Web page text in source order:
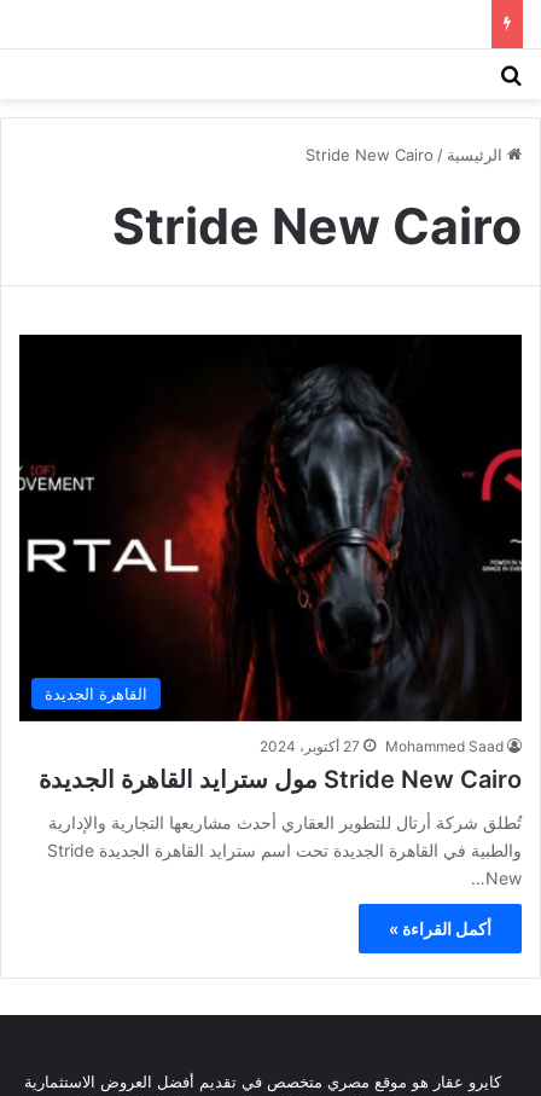
الرئيسية /
Stride New Cairo
Stride New Cairo
القاهرة الجديدة
Mohammed Saad 27 أكتوبر، 2024
Stride New Cairo مول سترايد القاهرة الجديدة
تُطلق شركة أرتال للتطوير العقاري أحدث مشاريعها التجارية والإدارية
والطبية في القاهرة الجديدة تحت اسم سترايد القاهرة الجديدة Stride
New…
أكمل القراءة »
كايرو عقار هو موقع مصري متخصص في تقديم أفضل العروض الاستثمارية